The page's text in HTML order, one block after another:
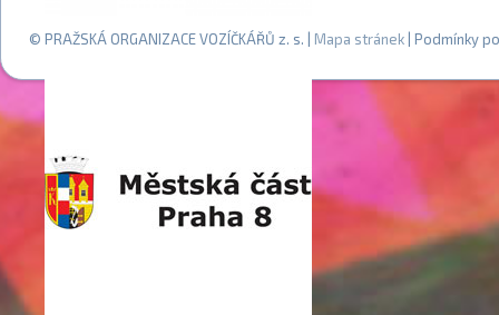
© PRAŽSKÁ ORGANIZACE VOZÍČKÁŘŮ z. s. | Mapa stránek | Podmínky